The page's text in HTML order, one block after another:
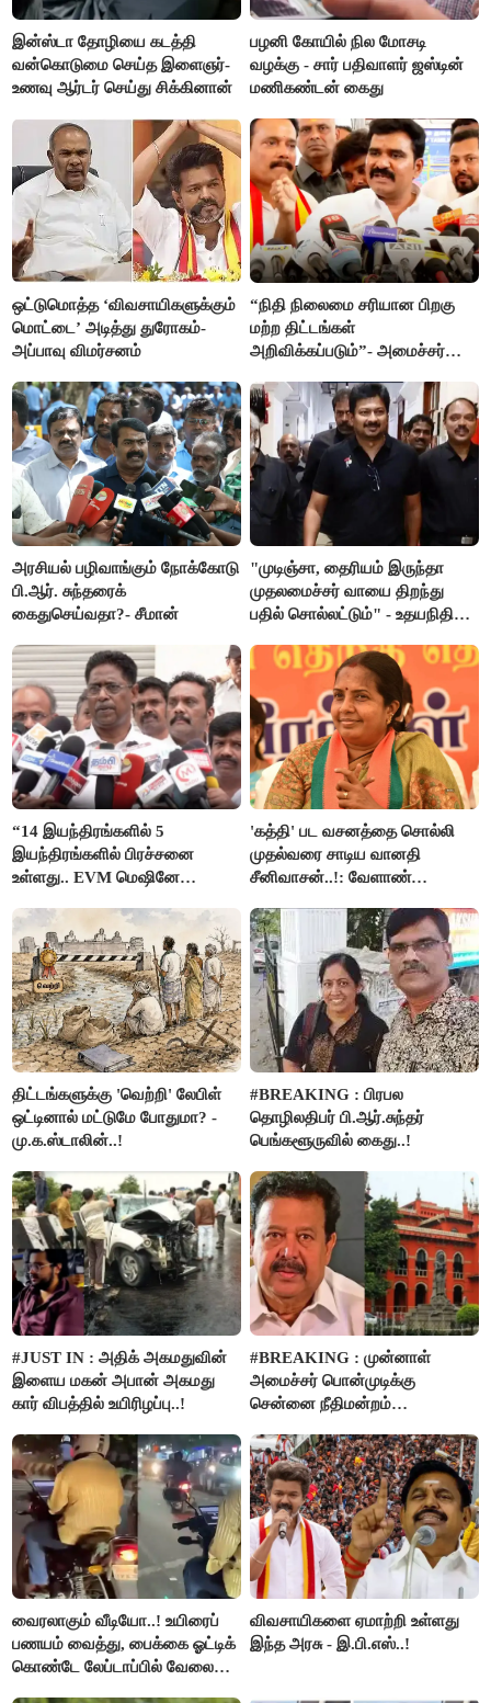
இன்ஸ்டா தோழியை கடத்தி
வன்கொடுமை செய்த இளைஞர்-
உணவு ஆர்டர் செய்து சிக்கினான்
பழனி கோயில் நில மோசடி
வழக்கு - சார் பதிவாளர் ஜஸ்டின்
மணிகண்டன் கைது
ஒட்டுமொத்த ‘விவசாயிகளுக்கும்
மொட்டை’ அடித்து துரோகம்-
அப்பாவு விமர்சனம்
“நிதி நிலைமை சரியான பிறகு
மற்ற திட்டங்கள்
அறிவிக்கப்படும்”- அமைச்சர்
அரசியல் பழிவாங்கும் நோக்கோடு
பி.ஆர். சுந்தரைக்
கைதுசெய்வதா?- சீமான்
"முடிஞ்சா, தைரியம் இருந்தா
முதலமைச்சர் வாயை திறந்து
பதில் சொல்லட்டும்" - உதயநிதி
“14 இயந்திரங்களில் 5
இயந்திரங்களில் பிரச்சனை
உள்ளது.. EVM மெஷினே
இளங்கோ
'கத்தி' பட வசனத்தை சொல்லி
முதல்வரை சாடிய வானதி
சீனிவாசன்..!: வேளாண்
எதிர்ப்பு!
திட்டங்களுக்கு 'வெற்றி' லேபிள்
ஒட்டினால் மட்டுமே போதுமா? -
மு.க.ஸ்டாலின்..!
#BREAKING : பிரபல
தொழிலதிபர் பி.ஆர்.சுந்தர்
பெங்களூருவில் கைது..!
#JUST IN : அதிக் அகமதுவின்
இளைய மகன் அபான் அகமது
கார் விபத்தில் உயிரிழப்பு..!
#BREAKING : முன்னாள்
அமைச்சர் பொன்முடிக்கு
சென்னை நீதிமன்றம்
வைரலாகும் வீடியோ..! உயிரைப்
பணயம் வைத்து, பைக்கை ஓட்டிக்
கொண்டே லேப்டாப்பில் வேலை
விவசாயிகளை ஏமாற்றி உள்ளது
இந்த அரசு - இ.பி.எஸ்..!